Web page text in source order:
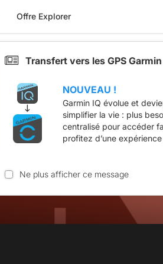
Offre Explorer
Transfert vers les GPS Garmin
NOUVEAU !
Garmin IQ évolue et
simplifier la vie : plus
centralisé pour accéder
profitez d’une
Ne plus afficher ce message